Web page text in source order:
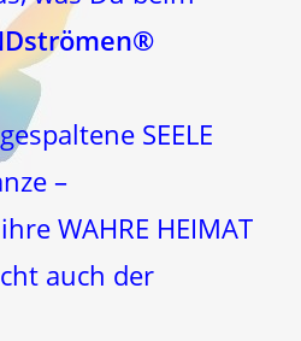
SEELE
–
WAHRE HEIMAT
auch der